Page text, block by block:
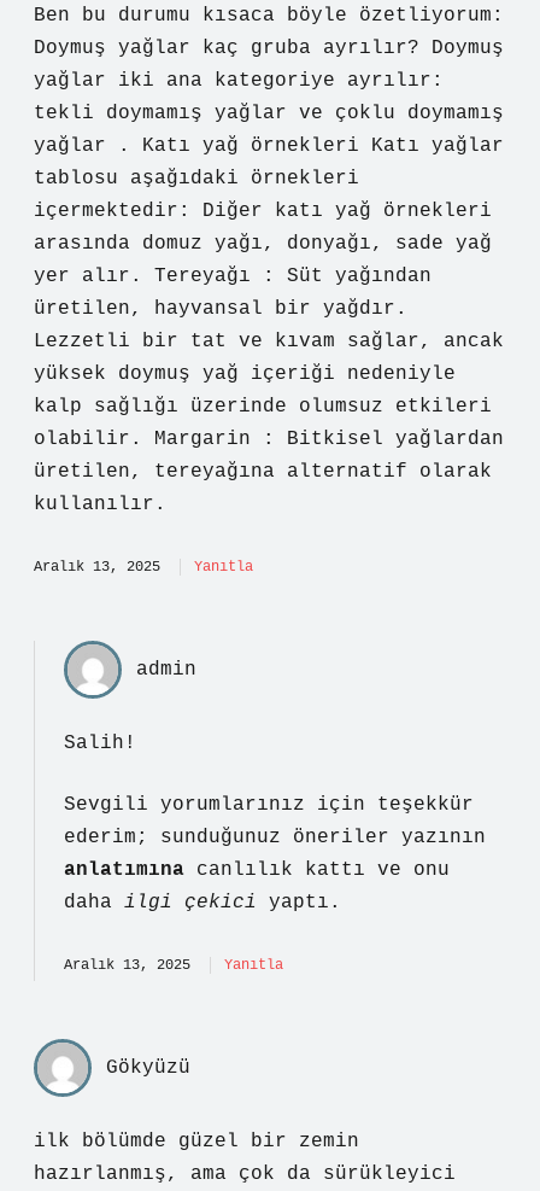
Ben bu durumu kısaca böyle özetliyorum:
Doymuş yağlar kaç gruba ayrılır? Doymuş
yağlar iki ana kategoriye ayrılır:
tekli doymamış yağlar ve çoklu doymamış
yağlar . Katı yağ örnekleri Katı yağlar
tablosu aşağıdaki örnekleri
içermektedir: Diğer katı yağ örnekleri
arasında domuz yağı, donyağı, sade yağ
yer alır. Tereyağı : Süt yağından
üretilen, hayvansal bir yağdır.
Lezzetli bir tat ve kıvam sağlar, ancak
yüksek doymuş yağ içeriği nedeniyle
kalp sağlığı üzerinde olumsuz etkileri
olabilir. Margarin : Bitkisel yağlardan
üretilen, tereyağına alternatif olarak
kullanılır.
Aralık 13, 2025 Yanıtla
admin
Salih!
Sevgili yorumlarınız için teşekkür
ederim; sunduğunuz öneriler yazının
anlatımına canlılık kattı ve onu
daha ilgi çekici yaptı.
Aralık 13, 2025 Yanıtla
Gökyüzü
ilk bölümde güzel bir zemin
hazırlanmış, ama çok da sürükleyici